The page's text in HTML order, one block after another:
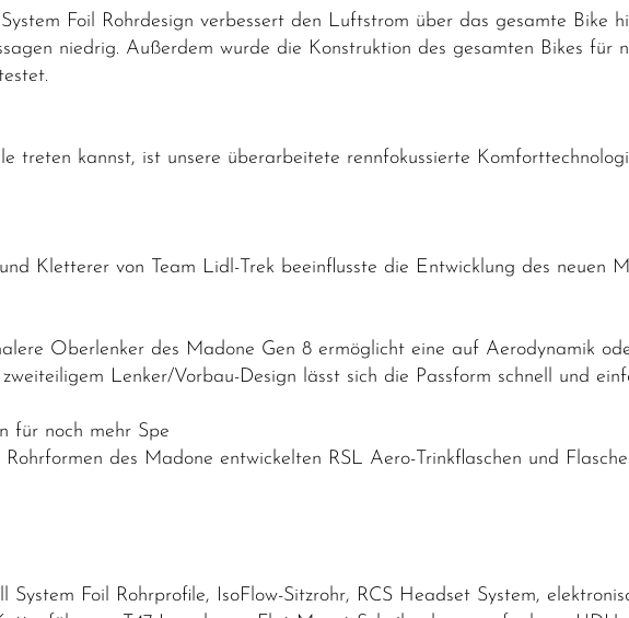
Foil Rohrdesign verbessert den Luftstrom über das gesamte Bike
niedrig. Außerdem wurde die Konstruktion des gesamten Bikes für
treten kannst, ist unsere überarbeitete rennfokussierte
Kletterer von Team Lidl-Trek beeinflusste die Entwicklung des neuen
Oberlenker des Madone Gen 8 ermöglicht eine auf Aerodynamik
Lenker/Vorbau-Design lässt sich die Passform schnell und
für noch mehr Spe
des Madone entwickelten RSL Aero-Trinkflaschen und
Foil Rohrprofile, IsoFlow-Sitzrohr, RCS Headset System,